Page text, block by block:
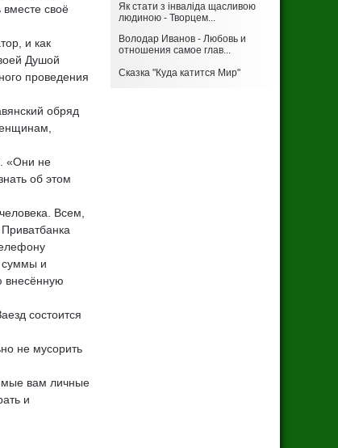
Як стати з інваліда щасливою
людиною - Творцем...
Володар Иванов - Любовь и
отношения самое глав...
Сказка "Куда катится Мир"
своё
и как
Душой
проведения
обряд
«Они не
об этом
Всем,
суммы и
внесённую
состоится
не мусорить
вам личные
и